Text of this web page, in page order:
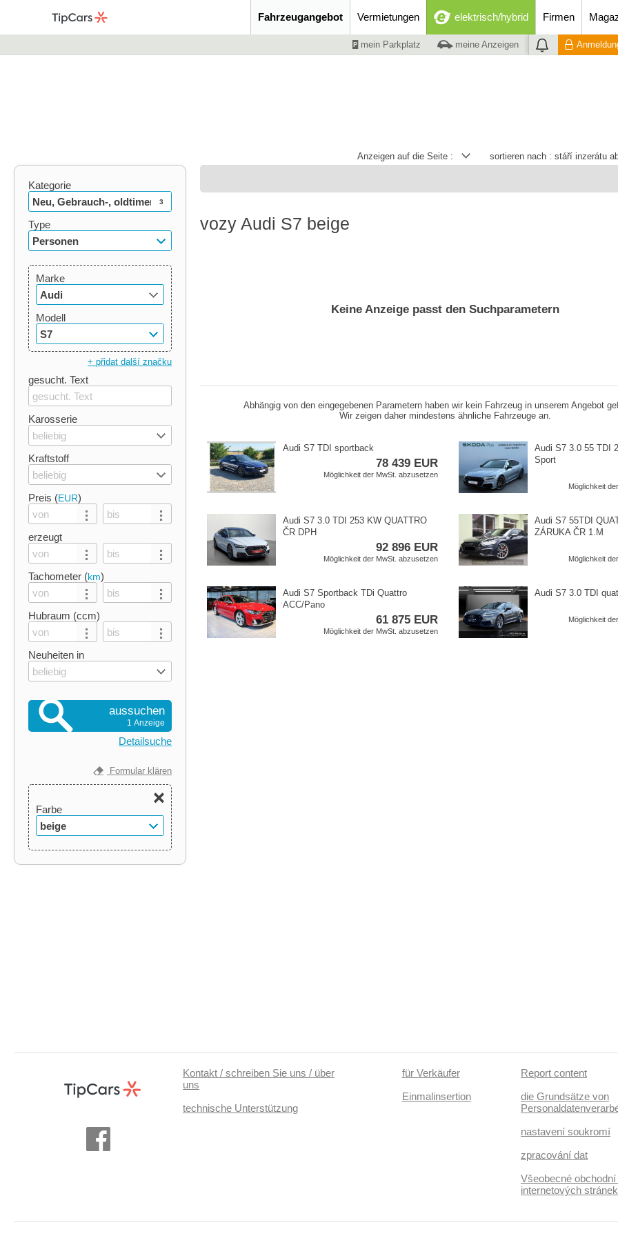
Fahrzeugangebot Vermietungen elektrisch/hybrid Firmen
mein Parkplatz meine Anzeigen
sortieren nach : stáří inzerátu
Anzeigen auf die Seite :
Kategorie
Neu, Gebrauch-, oldtimer
3
Type
Personen
Marke
Audi
Modell
S7
+ přidat další značku
gesucht. Text
Karosserie
beliebig
Kraftstoff
beliebig
Preis (EUR)
erzeugt
Tachometer (km)
Hubraum (ccm)
Neuheiten in
beliebig
aussuchen
1 Anzeige
Detailsuche
Formular klären
Farbe
beige
vozy Audi S7 beige
Keine Anzeige passt den Suchparametern
Abhängig von den eingegebenen Parametern haben wir kein Fahrzeug in unserem Angebot
Wir zeigen daher mindestens ähnliche Fahrzeuge an.
Audi S7 TDI sportback
78 439 EUR
Möglichkeit der MwSt. abzusetzen
Audi S7 3.0 55 TDI
Sport
Möglichkeit
Audi S7 3.0 TDI 253 KW QUATTRO
ČR DPH
92 896 EUR
Möglichkeit der MwSt. abzusetzen
Audi S7 55TDI
ZÁRUKA ČR 1.M
Möglichkeit
Audi S7 Sportback TDi Quattro
ACC/Pano
61 875 EUR
Möglichkeit der MwSt. abzusetzen
Audi S7 3.0 TDI
Möglichkeit
Kontakt / schreiben Sie uns / über
uns
technische Unterstützung
für Verkäufer
Einmalinsertion
Report content
die Grundsätze von
nastavení soukromí
zpracování dat
Všeobecné
internetových